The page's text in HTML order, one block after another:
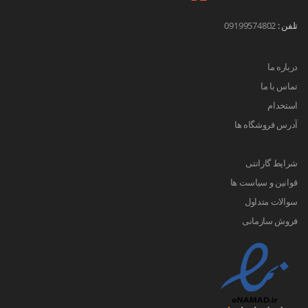
تلفن : 09199574802
درباره ما
تماس با ما
استخدام
آدرس فروشگاه ها
شرایط گارانتی
قوانین و سیاست ها
سوالات متداول
فروش سازمانی